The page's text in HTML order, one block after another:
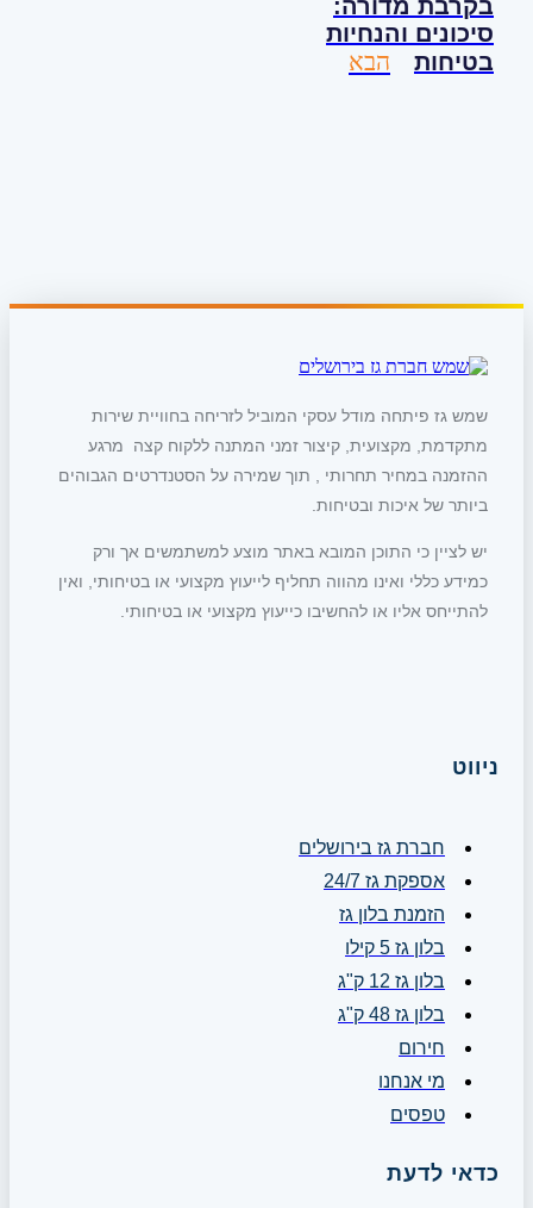
בקרבת מדורה:
סיכונים והנחיות
בטיחות
הבא
שמש גז פיתחה מודל עסקי המוביל לזריחה בחוויית שירות
מתקדמת, מקצועית, קיצור זמני המתנה ללקוח קצה מרגע
ההזמנה במחיר תחרותי , תוך שמירה על הסטנדרטים הגבוהים
ביותר של איכות ובטיחות.
יש לציין כי התוכן המובא באתר מוצע למשתמשים אך ורק
כמידע כללי ואינו מהווה תחליף לייעוץ מקצועי או בטיחותי, ואין
להתייחס אליו או להחשיבו כייעוץ מקצועי או בטיחותי.
ניווט
חברת גז בירושלים
אספקת גז 24/7
הזמנת בלון גז
בלון גז 5 קילו
בלון גז 12 ק"ג
בלון גז 48 ק"ג
חירום
מי אנחנו
טפסים
כדאי לדעת